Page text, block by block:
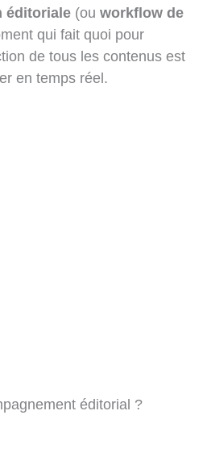
éditoriale (ou workflow de
qui fait quoi pour
de tous les contenus est
en temps réel.
éditorial ?